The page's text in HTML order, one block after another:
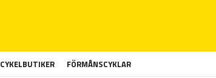
CYKELBUTIKER FÖRMÅNSCYKLAR